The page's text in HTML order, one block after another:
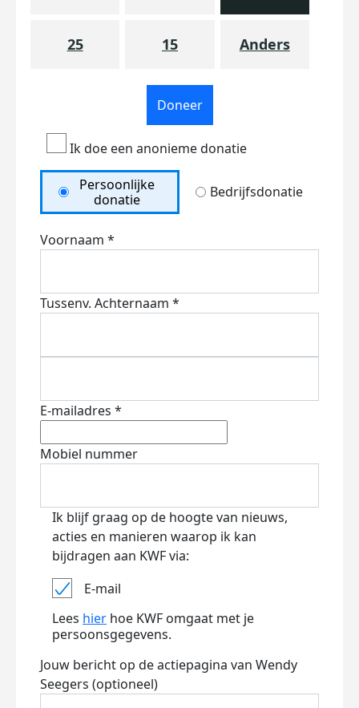
25 15 Anders
Doneer
Ik doe een anonieme donatie
Persoonlijke
donatie
Bedrijfsdonatie
Voornaam *
Tussenv. Achternaam *
E-mailadres *
Mobiel nummer
Ik blijf graag op de hoogte van nieuws,
acties en manieren waarop ik kan
bijdragen aan KWF via:
E-mail
Lees hier hoe KWF omgaat met je
persoonsgegevens.
Jouw bericht op de actiepagina van Wendy
Seegers (optioneel)